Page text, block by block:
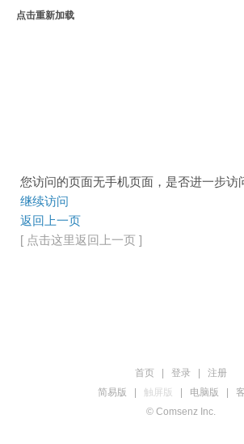
点击重新加载
您访问的页面无手机页面，是否进一步访
继续访问
返回上一页
[ 点击这里返回上一页 ]
首页 登录
注册
简易版
触屏版 电脑版
© Comsenz Inc.